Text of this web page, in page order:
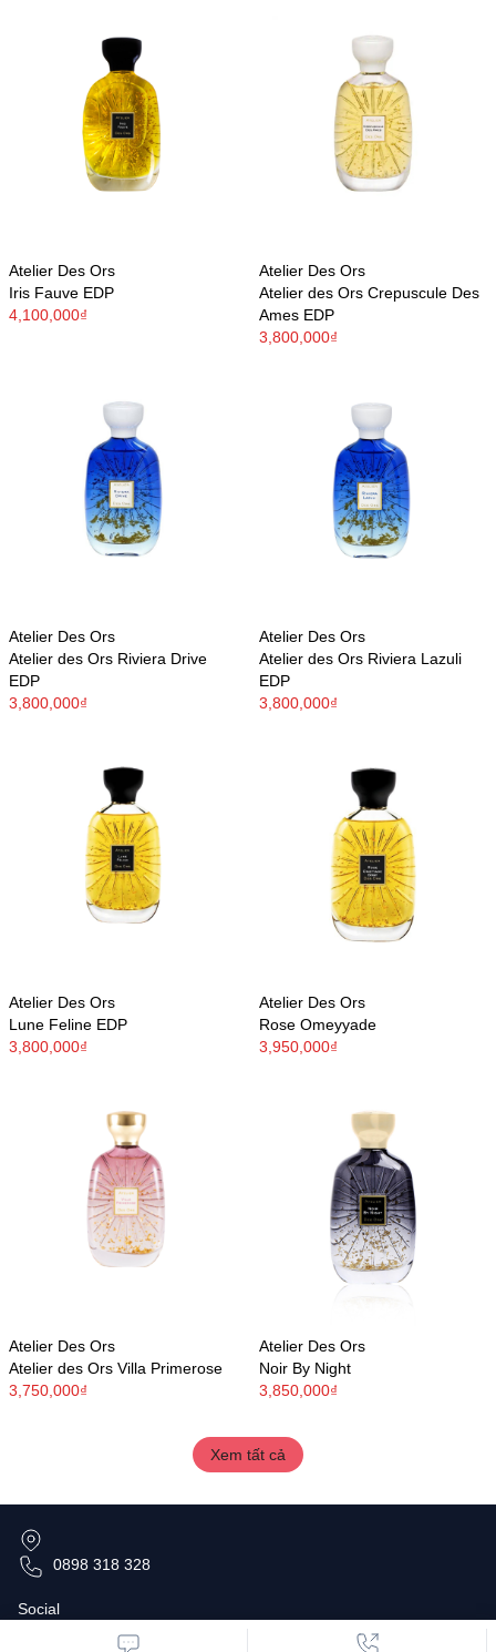
Atelier Des Ors
Iris Fauve EDP
4,100,000₫
Atelier Des Ors
Atelier des Ors Crepuscule Des
Ames EDP
3,800,000₫
Atelier Des Ors
Atelier des Ors Riviera Drive
EDP
3,800,000₫
Atelier Des Ors
Atelier des Ors Riviera Lazuli
EDP
3,800,000₫
Atelier Des Ors
Lune Feline EDP
3,800,000₫
Atelier Des Ors
Rose Omeyyade
3,950,000₫
Atelier Des Ors
Atelier des Ors Villa Primerose
3,750,000₫
Atelier Des Ors
Noir By Night
3,850,000₫
Xem tất cả
0898 318 328
Social